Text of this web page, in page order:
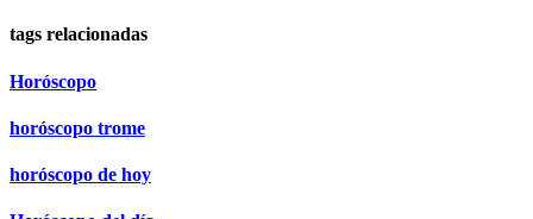
tags relacionadas
Horóscopo
horóscopo trome
horóscopo de hoy